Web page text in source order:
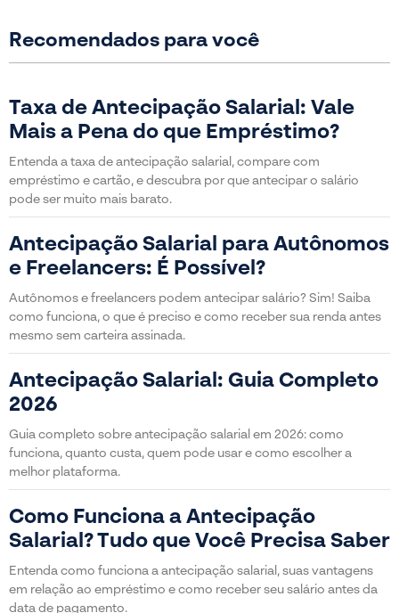
Recomendados para você
Taxa de Antecipação Salarial: Vale
Mais a Pena do que Empréstimo?
Entenda a taxa de antecipação salarial, compare com
empréstimo e cartão, e descubra por que antecipar o salário
pode ser muito mais barato.
Antecipação Salarial para Autônomos
e Freelancers: É Possível?
Autônomos e freelancers podem antecipar salário? Sim! Saiba
como funciona, o que é preciso e como receber sua renda antes
mesmo sem carteira assinada.
Antecipação Salarial: Guia Completo
2026
Guia completo sobre antecipação salarial em 2026: como
funciona, quanto custa, quem pode usar e como escolher a
melhor plataforma.
Como Funciona a Antecipação
Salarial? Tudo que Você Precisa Saber
Entenda como funciona a antecipação salarial, suas vantagens
em relação ao empréstimo e como receber seu salário antes da
data de pagamento.